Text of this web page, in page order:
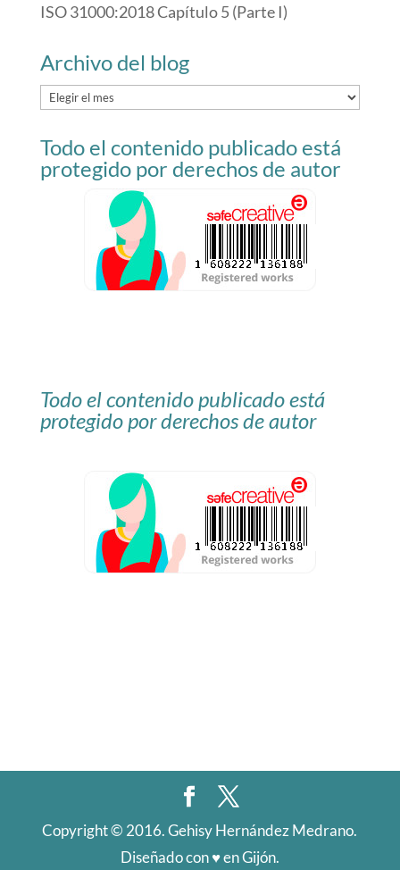
ISO 31000:2018 Capítulo 5 (Parte I)
Archivo del blog
Archivo
blog
Todo el contenido publicado está
protegido por derechos de autor
Todo el contenido publicado está
protegido por derechos de autor
Copyright © 2016. Gehisy Hernández Medrano.
Diseñado con ♥️ en Gijón.